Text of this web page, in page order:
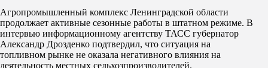
Агропромышленный комплекс Ленинградской области
продолжает активные сезонные работы в штатном режиме. В
интервью информационному агентству ТАСС губернатор
Александр Дрозденко подтвердил, что ситуация на
топливном рынке не оказала негативного влияния на
деятельность местных сельхозпроизводителей.